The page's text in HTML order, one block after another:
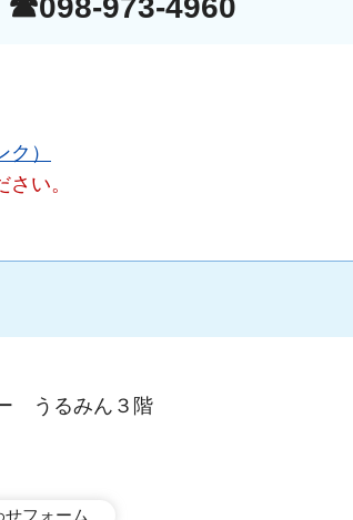
☎098-973-4960
）
い。
うるみん３階